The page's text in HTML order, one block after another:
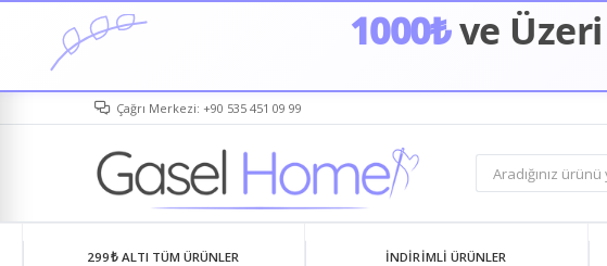
1000₺ve Üzeri
Çağrı Merkezi: +90 535 451 09 99
299₺ ALTI TÜM ÜRÜNLER İNDIRIMLI ÜRÜNLER